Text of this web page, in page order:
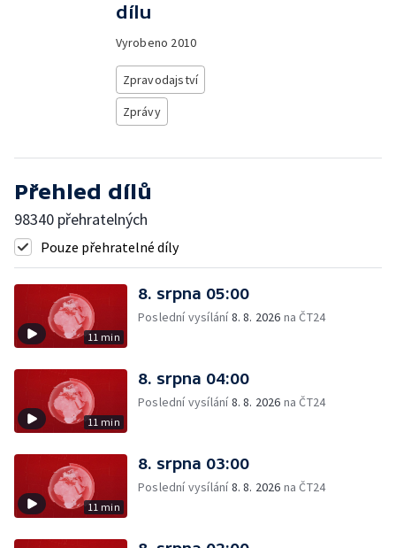
dílu
Vyrobeno 2010
Zpravodajství
Zprávy
Přehled dílů
98340 přehratelných
Pouze přehratelné díly
11 min
8. srpna 05:00
Poslední vysílání8. 8. 2026 na ČT24
11 min
8. srpna 04:00
Poslední vysílání8. 8. 2026 na ČT24
11 min
8. srpna 03:00
Poslední vysílání8. 8. 2026 na ČT24